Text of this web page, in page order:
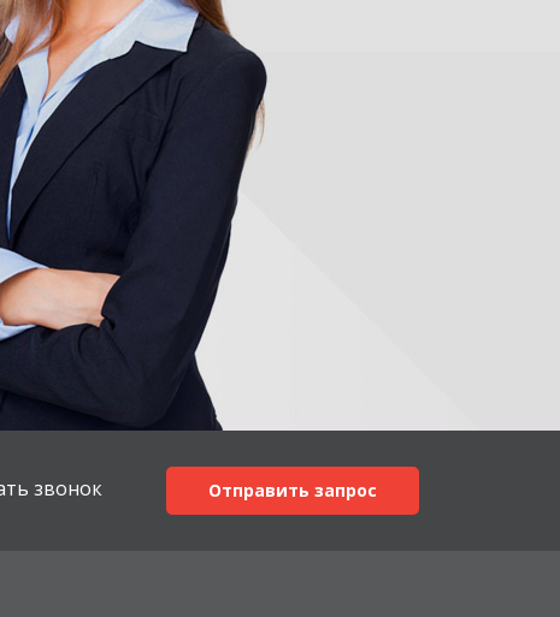
звонок Отправить запрос